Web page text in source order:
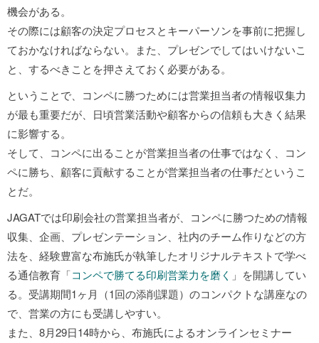
機会がある。
その際には顧客の決定プロセスとキーパーソンを事前に把握し
ておかなければならない。また、プレゼンでしてはいけないこ
と、するべきことを押さえておく必要がある。
ということで、コンペに勝つためには営業担当者の情報収集力
が最も重要だが、日頃営業活動や顧客からの信頼も大きく結果
に影響する。
そして、コンペに出ることが営業担当者の仕事ではなく、コン
ペに勝ち、顧客に貢献することが営業担当者の仕事だというこ
とだ。
JAGATでは印刷会社の営業担当者が、コンペに勝つための情報
収集、企画、プレゼンテーション、社内のチーム作りなどの方
法を、経験豊富な布施氏が執筆したオリジナルテキストで学べ
る通信教育「コンペで勝てる印刷営業力を磨く 」を開講してい
る。受講期間1ヶ月（1回の添削課題）のコンパクトな講座なの
で、営業の方にも受講しやすい。
また、8月29日14時から、布施氏によるオンラインセミナー